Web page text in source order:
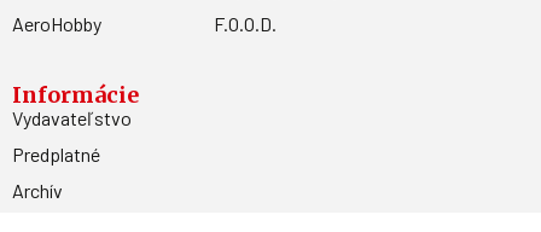
AeroHobby
F.O.O.D.
Informácie
Vydavateľstvo
Predplatné
Archív